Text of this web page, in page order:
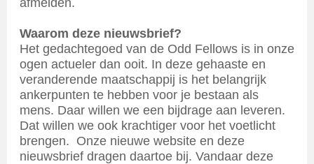
afmelden.
Waarom deze nieuwsbrief?
Het gedachtegoed van de Odd Fellows is in onze
ogen actueler dan ooit. In deze gehaaste en
veranderende maatschappij is het belangrijk
ankerpunten te hebben voor je bestaan als
mens. Daar willen we een bijdrage aan leveren.
Dat willen we ook krachtiger voor het voetlicht
brengen. Onze nieuwe website en deze
nieuwsbrief dragen daartoe bij. Vandaar deze